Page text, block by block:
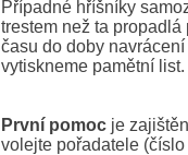
Případné hříšníky
trestem než ta
času do doby
vytiskneme pamětní list.
První pomoc je
volejte pořadatele